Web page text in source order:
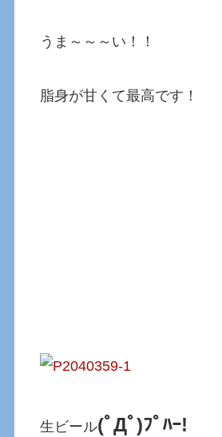
うま～～～い！！
脂身が甘くて最高です！
生ビール(ﾟДﾟ)ﾌﾟﾊｰ!